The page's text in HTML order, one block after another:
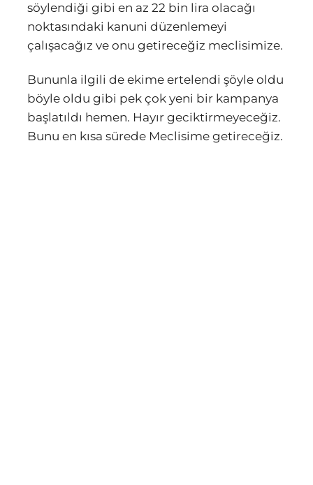
söylendiği gibi en az 22 bin lira olacağı
noktasındaki kanuni düzenlemeyi
çalışacağız ve onu getireceğiz meclisimize.
Bununla ilgili de ekime ertelendi şöyle oldu
böyle oldu gibi pek çok yeni bir kampanya
başlatıldı hemen. Hayır geciktirmeyeceğiz.
Bunu en kısa sürede Meclisime getireceğiz.